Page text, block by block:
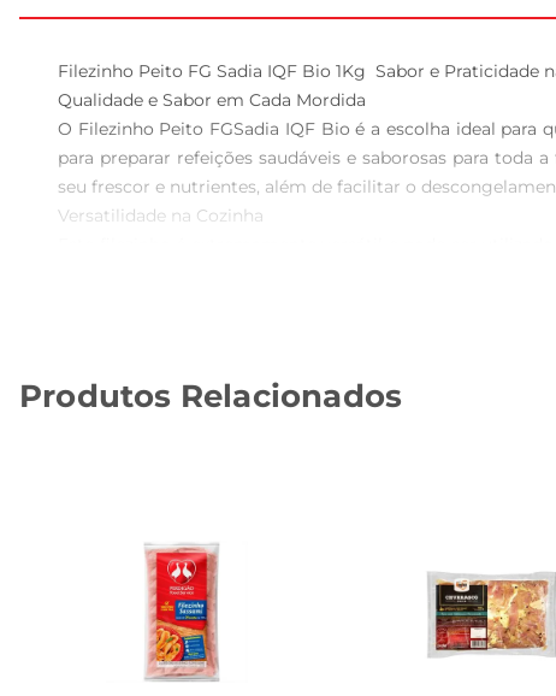
Filezinho Peito FG Sadia IQF Bio 1Kg  Sabor e Praticidade
Qualidade e Sabor em Cada Mordida
O Filezinho Peito FGSadia IQF Bio é a escolha ideal
para preparar refeições saudáveis e saborosas para
seu frescor e nutrientes, além de facilitar o
Versatilidade na Cozinha
diferentes temperos e acompanhamentos, permitindo
tornam este produto uma excelente opção para quem
Para um melhor aproveitamento do produto,
Experimente temperálo com ervas frescas, limão ou
refeição completa e nutritiva.
Produtos Relacionados